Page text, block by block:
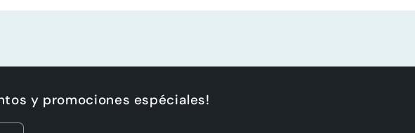
Title
Title
y promociones espéciales!